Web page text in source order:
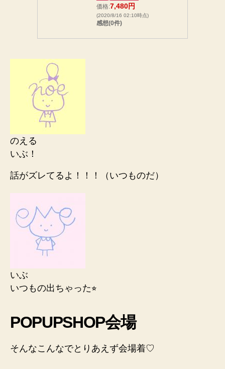
価格:7,480円
(2020/8/16 02:10時点)
感想(0件)
のえる
いぶ！
話がズレてるよ！！！（いつものだ）
いぶ
いつもの出ちゃった⭐︎
POPUPSHOP会場
そんなこんなでとりあえず会場着♡